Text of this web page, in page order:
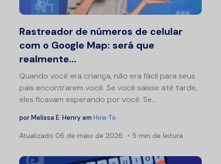
Rastreador de números de celular
com o Google Map: será que
realmente...
Quando você era criança, não era fácil para seus
pais encontrarem você. Se você saísse até tarde,
eles ficavam esperando por você. Se...
porMelissa E. Henry em How To
Atualizado 06 de maio de 2026 5 min de leitura